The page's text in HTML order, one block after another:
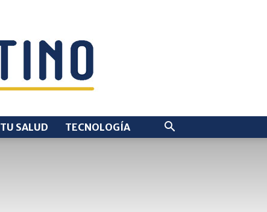
TU SALUD TECNOLOGÍA